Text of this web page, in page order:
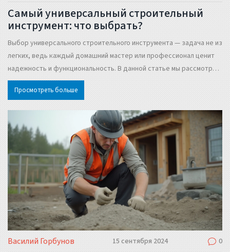
Самый универсальный строительный
инструмент: что выбрать?
Выбор универсального строительного инструмента — задача не из
легких, ведь каждый домашний мастер или профессионал ценит
надежность и функциональность. В данной статье мы рассмотрим,
какой инструмент считается самым практичным и полезным в
различных ситуациях. Узнаете, на что обратить внимание при
Просмотреть больше
Василий Горбунов 15 сентября 2024 0